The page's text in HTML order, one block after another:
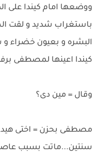
ووضعها امام كيندا على
باستغراب شديد و لقت
البشره و بعيون خضراء
كيندا اعينها لمصطفى
وقال = مين دى؟
مصطفى بحزن = اختى
سنتين...ماتت بسبب